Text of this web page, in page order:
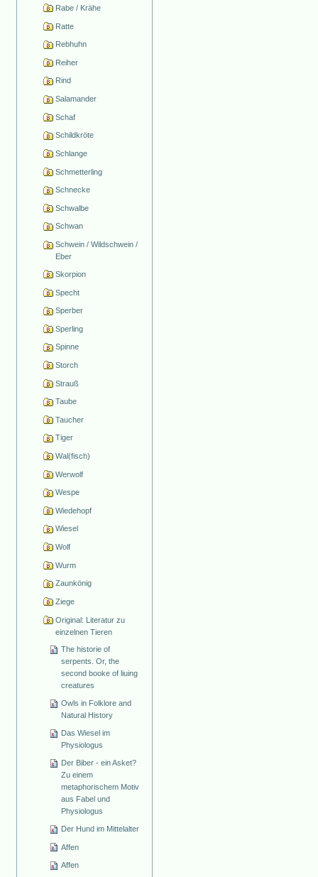
Rabe / Krähe
Ratte
Rebhuhn
Reiher
Rind
Salamander
Schaf
Schildkröte
Schlange
Schmetterling
Schnecke
Schwalbe
Schwan
Schwein / Wildschwein /
Eber
Skorpion
Specht
Sperber
Sperling
Spinne
Storch
Strauß
Taube
Taucher
Tiger
Wal(fisch)
Werwolf
Wespe
Wiedehopf
Wiesel
Wolf
Wurm
Zaunkönig
Ziege
Original: Literatur zu
einzelnen Tieren
The historie of
serpents. Or, the
second booke of liuing
creatures
Owls in Folklore and
Natural History
Das Wiesel im
Physiologus
Der Biber - ein Asket?
Zu einem
metaphorischem Motiv
aus Fabel und
Physiologus
Der Hund im Mittelalter
Affen
Affen